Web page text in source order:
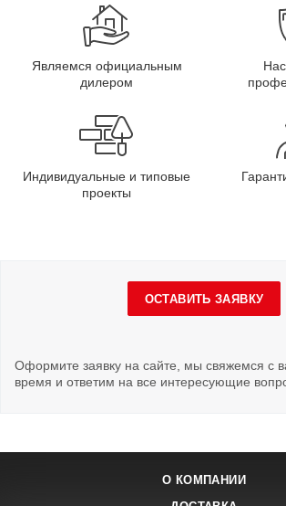
Являемся официальным
дилером
Индивидуальные и типовые
проекты
ОСТАВИТЬ ЗАЯВКУ
Оформите заявку на сайте, мы свяжемся с
время и ответим на все интересующие
О КОМПАНИИ